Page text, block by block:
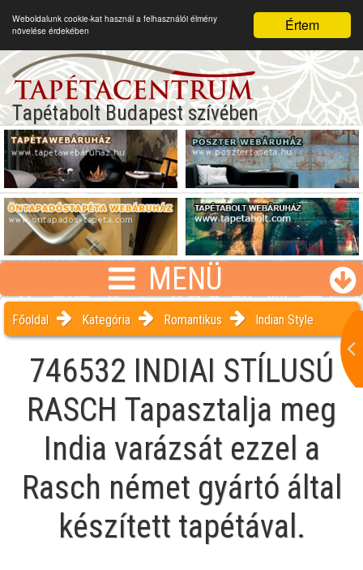
Értem
Weboldalunk cookie-kat használ a felhasználói élmény
növelése érdekében
Tapétabolt Budapest szívében
MENÜ
Főoldal Kategória Romantikus Indian Style
746532 INDIAI STÍLUSÚ
RASCH Tapasztalja meg
India varázsát ezzel a
Rasch német gyártó által
készített tapétával.